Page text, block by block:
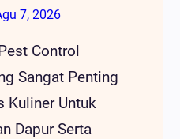
7, 2026
Control
Sangat Penting
Kuliner Untuk
Dapur Serta